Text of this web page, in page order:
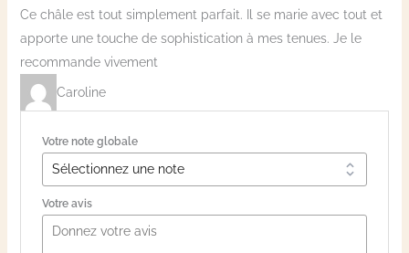
Ce châle est tout simplement parfait. Il se marie avec tout et
apporte une touche de sophistication à mes tenues. Je le
recommande vivement
Caroline
Votre note globale
Votre avis